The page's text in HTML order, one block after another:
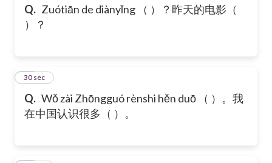
Q. Zuótiān de diànyǐng （ ）？昨天的电影（
）？
Q. Wǒ zài Zhōngguó rènshi hěn duō （ ）。我
在中国认识很多（ ）。
14
30 sec